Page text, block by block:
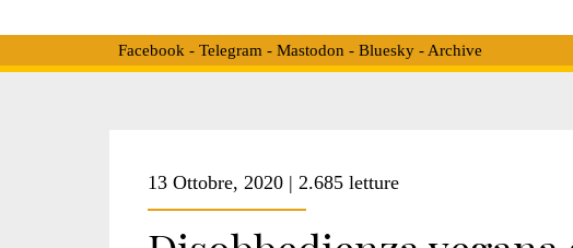
Facebook - Telegram - Mastodon - Bluesky- Archive
<span>COLLETTIVO
13 Ottobre, 2020 | 2.685 letture